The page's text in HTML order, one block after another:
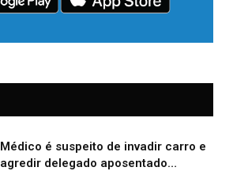
Médico é suspeito de invadir carro e
agredir delegado aposentado